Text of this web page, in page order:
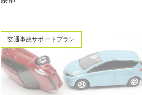
交通事故サポートプラン